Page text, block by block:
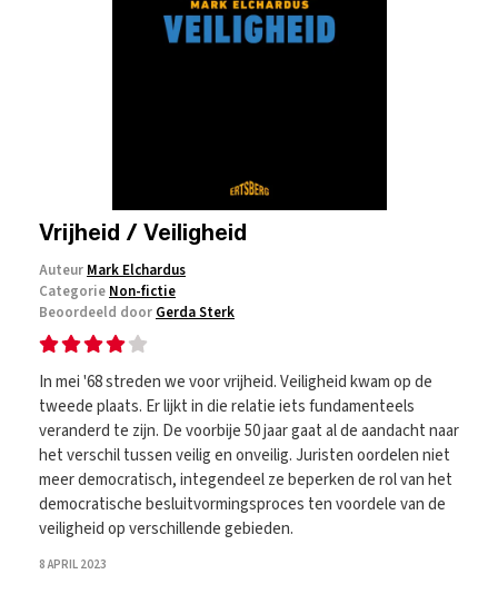
Vrijheid / Veiligheid
Auteur Mark Elchardus
Categorie Non-fictie
Beoordeeld door Gerda Sterk
In mei '68 streden we voor vrijheid. Veiligheid kwam op de
tweede plaats. Er lijkt in die relatie iets fundamenteels
veranderd te zijn. De voorbije 50 jaar gaat al de aandacht naar
het verschil tussen veilig en onveilig. Juristen oordelen niet
meer democratisch, integendeel ze beperken de rol van het
democratische besluitvormingsproces ten voordele van de
veiligheid op verschillende gebieden.
8 APRIL 2023